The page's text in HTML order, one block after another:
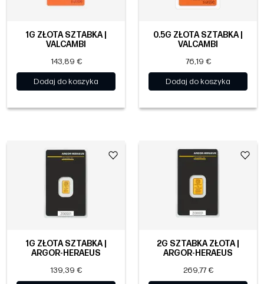
1G ZŁOTA SZTABKA |
VALCAMBI
143,89 €
Dodaj do koszyka
0.5G ZŁOTA SZTABKA |
VALCAMBI
76,19 €
Dodaj do koszyka
1G ZŁOTA SZTABKA |
ARGOR-HERAEUS
139,39 €
2G SZTABKA ZŁOTA |
ARGOR-HERAEUS
269,77 €